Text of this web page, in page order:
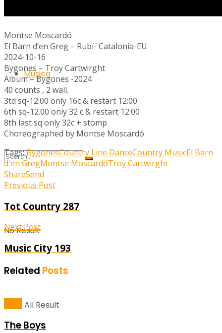
Música
No Result
View All Result
Montse Moscardó
El Barn d’en Greg – Rubí- Catalonia-EU
2024-10-16
Bygones – Troy Cartwirght
Album – Bygones -2024
40 counts , 2 wall.
3td sq-12:00 only 16c & restart 12:00
6th sq-12.00 only 32 c & restart 12:00
8th last sq only 32c + stomp
Choreographed by Montse Moscardó
Tags:BygonesCountry Line DanceCountry MusicEl Barn
d'en GregMontse MoscardóTroy Cartwirght
ShareSend
Previous Post
Tot Country 287
Next Post
Music City 193
Related Posts
The Boys